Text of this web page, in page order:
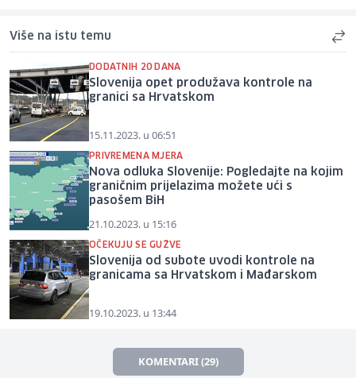
Više na istu temu
DODATNIH 20 DANA
Slovenija opet produžava kontrole na
granici sa Hrvatskom
15.11.2023. u 06:51
PRIVREMENA MJERA
Nova odluka Slovenije: Pogledajte na kojim
graničnim prijelazima možete ući s
pasošem BiH
21.10.2023. u 15:16
OČEKUJU SE GUŽVE
Slovenija od subote uvodi kontrole na
granicama sa Hrvatskom i Mađarskom
19.10.2023. u 13:44
KOMENTARI (29)